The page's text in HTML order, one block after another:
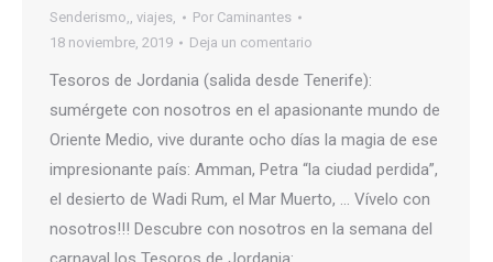
Senderismo,, viajes, Por Caminantes
18 noviembre, 2019
Deja un comentario
Tesoros de Jordania (salida desde Tenerife):
sumérgete con nosotros en el apasionante mundo de
Oriente Medio, vive durante ocho días la magia de ese
impresionante país: Amman, Petra “la ciudad perdida”,
el desierto de Wadi Rum, el Mar Muerto, … Vívelo con
nosotros!!! Descubre con nosotros en la semana del